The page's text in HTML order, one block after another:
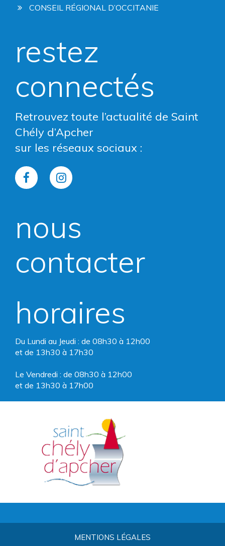
CONSEIL RÉGIONAL D’OCCITANIE
restez
connectés
Retrouvez toute l’actualité de Saint
Chély d’Apcher
sur les réseaux sociaux :
Lien
le
Facebook
Lien
le
Instagram
nous
contacter
horaires
Du Lundi au Jeudi : de 08h30 à 12h00
et de 13h30 à 17h30
Le Vendredi : de 08h30 à 12h00
et de 13h30 à 17h00
MENTIONS LÉGALES